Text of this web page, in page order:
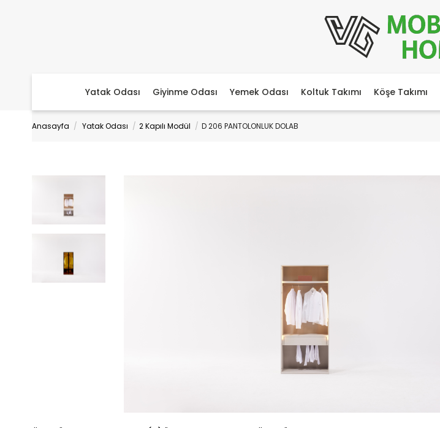
Yatak Odası Giyinme Odası Yemek Odası Koltuk Takımı Köşe Takımı
Anasayfa Yatak Odası 2 Kapılı Modül D 206 PANTOLONLUK DOLAB